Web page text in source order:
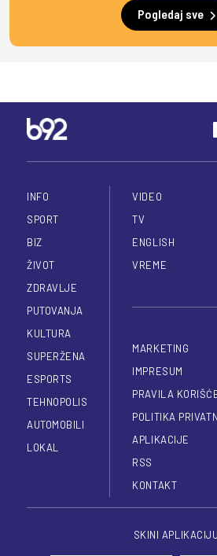
Pogledaj sve
INFO
SPORT
BIZ
ŽIVOT
ZDRAVLJE
PUTOVANJA
KULTURA
SUPERŽENA
ESPORTS
TEHNOPOLIS
AUTOMOBILI
LOKAL
VIDEO
TV
ENGLISH
VREME
MARKETING
IMPRESUM
PRAVILA
POLITIKA
APLIKACIJE
RSS
KONTAKT
SKINI APLIKACIJU